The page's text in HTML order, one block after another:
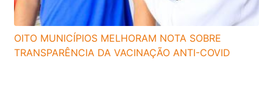
OITO MUNICÍPIOS MELHORAM NOTA SOBRE
TRANSPARÊNCIA DA VACINAÇÃO ANTI-COVID